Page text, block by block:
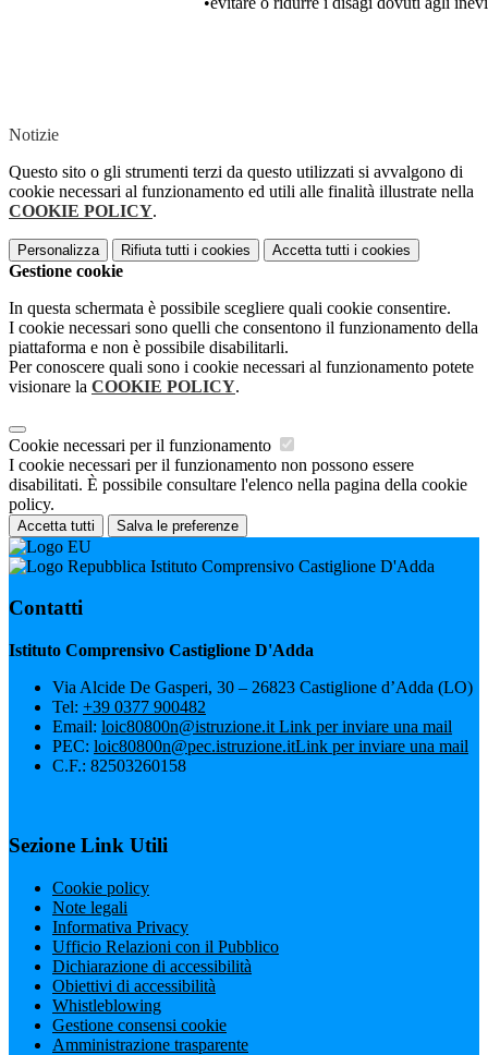
Notizie
Questo sito o gli strumenti terzi da questo utilizzati si avvalgono di
cookie necessari al funzionamento ed utili alle finalità illustrate nella
COOKIE POLICY.
Personalizza Rifiuta tutti i cookies Accetta tutti i cookies
Gestione cookie
In questa schermata è possibile scegliere quali cookie consentire.
I cookie necessari sono quelli che consentono il funzionamento della
piattaforma e non è possibile disabilitarli.
Per conoscere quali sono i cookie necessari al funzionamento potete
visionare la COOKIE POLICY.
Cookie necessari per il funzionamento
I cookie necessari per il funzionamento non possono essere
disabilitati. È possibile consultare l'elenco nella pagina della cookie
policy.
Accetta tutti Salva le preferenze
Istituto Comprensivo Castiglione D'Adda
Contatti
Istituto Comprensivo Castiglione D'Adda
Via Alcide De Gasperi, 30 – 26823 Castiglione d’Adda (LO)
Tel: +39 0377 900482
Email: loic80800n@istruzione.it Link per inviare una mail
PEC: loic80800n@pec.istruzione.itLink per inviare una mail
C.F.: 82503260158
Sezione Link Utili
Cookie policy
Note legali
Informativa Privacy
Ufficio Relazioni con il Pubblico
Dichiarazione di accessibilità
Obiettivi di accessibilità
Whistleblowing
Gestione consensi cookie
Amministrazione trasparente